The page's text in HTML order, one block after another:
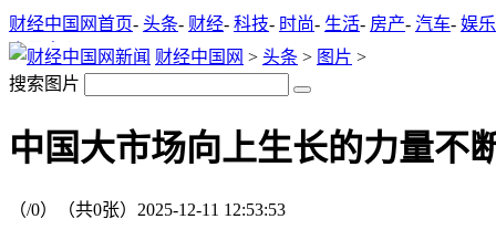
财经中国网首页- 头条- 财经- 科技- 时尚- 生活- 房产- 汽车- 娱乐
会员中心
财经中国网 > 头条 > 图片 >
搜索图片
中国大市场向上生长的力量不
（/0） （共0张） 2025-12-11 12:53:53